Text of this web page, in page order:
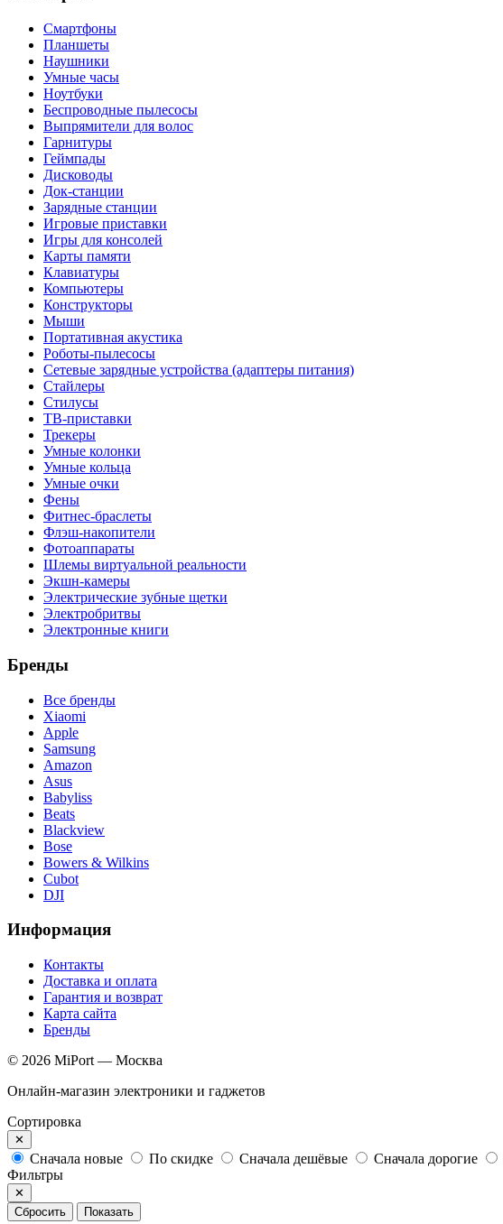
Смартфоны
Планшеты
Наушники
Умные часы
Ноутбуки
Беспроводные пылесосы
Выпрямители для волос
Гарнитуры
Геймпады
Дисководы
Док-станции
Зарядные станции
Игровые приставки
Игры для консолей
Карты памяти
Клавиатуры
Компьютеры
Конструкторы
Мыши
Портативная акустика
Роботы-пылесосы
Сетевые зарядные устройства (адаптеры питания)
Стайлеры
Стилусы
ТВ-приставки
Трекеры
Умные колонки
Умные кольца
Умные очки
Фены
Фитнес-браслеты
Флэш-накопители
Фотоаппараты
Шлемы виртуальной реальности
Экшн-камеры
Электрические зубные щетки
Электробритвы
Электронные книги
Бренды
Все бренды
Xiaomi
Apple
Samsung
Amazon
Asus
Babyliss
Beats
Blackview
Bose
Bowers & Wilkins
Cubot
DJI
Информация
Контакты
Доставка и оплата
Гарантия и возврат
Карта сайта
Бренды
© 2026 MiPort — Москва
Онлайн-магазин электроники и гаджетов
Сортировка
✕
Сначала новые По скидке Сначала дешёвые Сначала дорогие
Фильтры
✕
Сбросить
Показать